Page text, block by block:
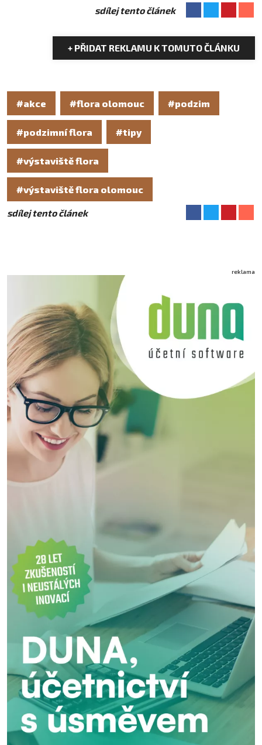
sdílej tento článek
+ PŘIDAT REKLAMU K TOMUTO ČLÁNKU
#akce #flora olomouc #podzim
#podzimní flora #tipy
#výstaviště flora
#výstaviště flora olomouc
sdílej tento článek
reklama